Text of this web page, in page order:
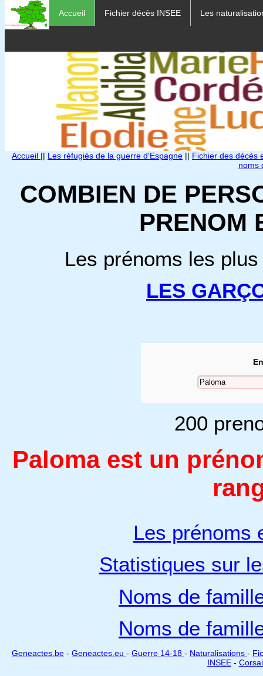
Accueil Fichier décès INSEE Les
Accueil || Les réfugiés de la guerre d'Espagne || Fichier des décès
noms
COMBIEN DE
PRENOM
Les prénoms les
LES
200
Paloma est un
Les prénoms
Statistiques sur
Noms de
Noms de
Geneactes.be - Geneactes.eu - Guerre 14-18 - Naturalisations -
INSEE-